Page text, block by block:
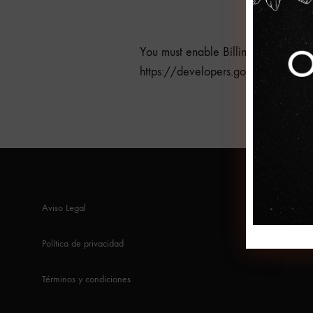
You must enable Billing on the
https://developers.google.com/
Aviso Legal
Política de privacidad
Términos y condiciones